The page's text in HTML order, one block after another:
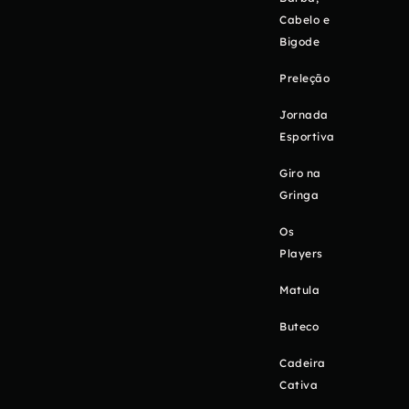
Cabelo e
Bigode
Preleção
Jornada
Esportiva
Giro na
Gringa
Os
Players
Matula
Buteco
Cadeira
Cativa